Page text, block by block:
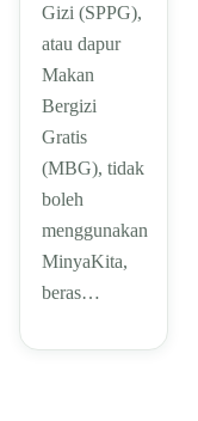
Gizi (SPPG),
atau dapur
Makan
Bergizi
Gratis
(MBG), tidak
boleh
menggunakan
MinyaKita,
beras…